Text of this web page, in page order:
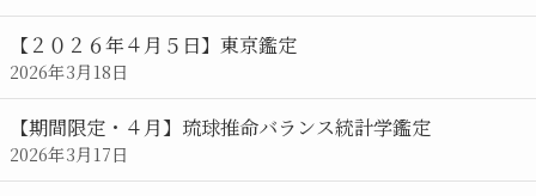
【２０２６年４月５日】東京鑑定
2026年3月18日
【期間限定・４月】琉球推命バランス統計学鑑定
2026年3月17日